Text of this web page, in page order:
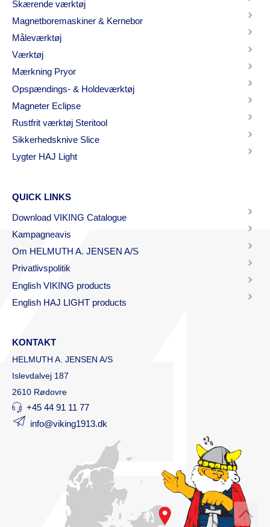
Skærende værktøj
Magnetboremaskiner & Kernebor
Måleværktøj
Værktøj
Mærkning Pryor
Opspændings- & Holdeværktøj
Magneter Eclipse
Rustfrit værktøj Steritool
Sikkerhedsknive Slice
Lygter HAJ Light
QUICK LINKS
Download VIKING Catalogue
Kampagneavis
Om HELMUTH A. JENSEN A/S
Privatlivspolitik
English VIKING products
English HAJ LIGHT products
KONTAKT
HELMUTH A. JENSEN A/S
Islevdalvej 187
2610 Rødovre
+45 44 91 11 77
info@viking1913.dk